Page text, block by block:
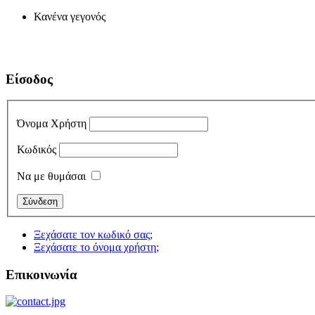
Κανένα γεγονός
Είσοδος
Όνομα Χρήστη
Κωδικός
Να με θυμάσαι
Ξεχάσατε τον κωδικό σας;
Ξεχάσατε το όνομα χρήστη;
Επικοινωνία